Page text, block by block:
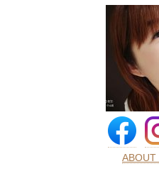
ABOUT